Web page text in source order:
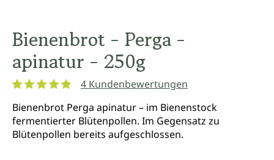
Bienenbrot - Perga -
apinatur - 250g
4 Kundenbewertungen
Bienenbrot Perga apinatur – im Bienenstock
fermentierter Blütenpollen. Im Gegensatz zu
Blütenpollen bereits aufgeschlossen.